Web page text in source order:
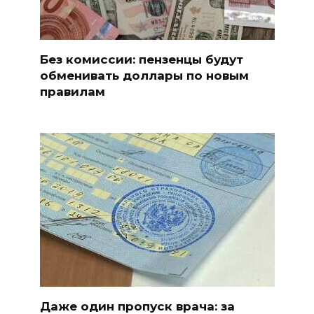
Без комиссии: пензенцы будут
обменивать доллары по новым
правилам
Даже один пропуск врача: за